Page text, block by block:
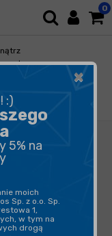
0
| Pre-Wax
×
:)
5% na
moich
Sp. z o.o. Sp.
1,
w tym na
drogą